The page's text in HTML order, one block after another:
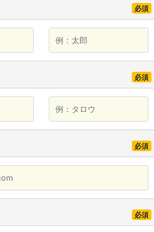
必須
必須
必須
必須